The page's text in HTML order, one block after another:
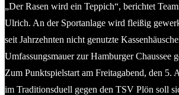
„Der Rasen wird ein Teppich“, berichtet
Ulrich. An der Sportanlage wird fleißig
seit Jahrzehnten nicht genutzte
Umfassungsmauer zur Hamburger Chaussee
Zum Punktspielstart am Freitagabend, den 5.
im Traditionsduell gegen den TSV Plön soll